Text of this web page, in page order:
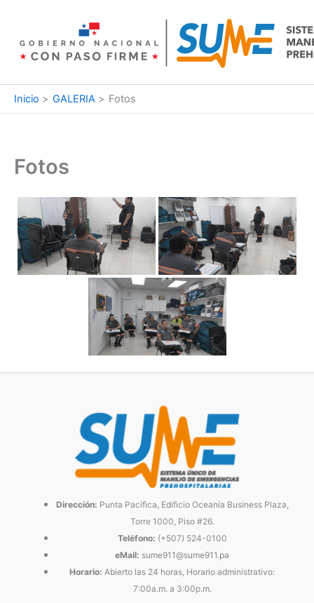
contenido
Inicio GALERIA Fotos
Fotos
Dirección: Punta Pacífica, Edificio Oceanía Business Plaza,
Torre 1000, Piso #26.
Teléfono: (+507) 524-0100
eMail: sume911@sume911.pa
Horario: Abierto las 24 horas, Horario administrativo:
7:00a.m. a 3:00p.m.